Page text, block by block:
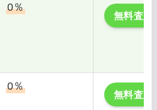
0％
無料査定
0％
無料査定